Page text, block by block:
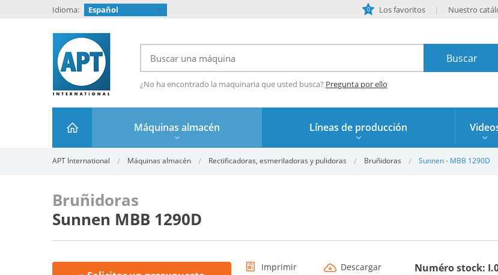
Idioma: Español 0 Los favoritos Nuestro
¿No ha encontrado la maquinaria que usted busca? Pregunta por ello
Máquinas almacén Líneas de producción
APT International Máquinas almacén Rectificadoras, esmeriladoras y pulidoras Bruñidoras Sunnen - MBB 1290D
Bruñidoras
Sunnen MBB 1290D
Imprimir
Descargar
Numéro stock: